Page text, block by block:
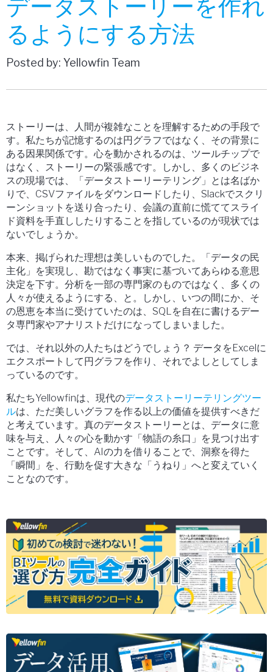
データストーリーを作れ
るようにする方法
Posted by: Yellowfin Team
ストーリーは、人間が複雑なことを理解するための手段で
す。私たちが記憶するのは円グラフではなく、その背景に
ある因果関係です。心を動かされるのは、ツールチップで
はなく、ストーリーの緊張感です。しかし、多くのビジネ
スの現場では、「データストーリーテリング」とは名ばか
りで、CSVファイルをダウンロードしたり、Slackでスクリ
ーンショットを送り合ったり、会議の直前に慌ててスライ
ド資料を手直ししたりすることを指しているのが現状では
ないでしょうか。
本来、掲げられた理想は美しいものでした。「データの民
主化」を実現し、勘ではなく事実に基づいてあらゆる意思
決定を下す。分析を一部の専門家のものではなく、多くの
人々が使えるようにする、と。しかし、いつの間にか、そ
の恩恵を本当に受けていたのは、SQLを自在に書けるデー
タ専門家やアナリストだけになってしまいました。
では、それ以外の人たちはどうでしょう？ データをExcelに
エクスポートして円グラフを作り、それでよしとしてしま
っているのです。
私たちYellowfinは、現代のデータストーリーテリングツー
ルは、ただ美しいグラフを作る以上の価値を提供すべきだ
と考えています。真のデータストーリーとは、データに意
味を与え、人々の心を動かす「物語の糸口」を見つけ出す
ことです。そして、AIの力を借りることで、洞察を得た
「瞬間」を、行動を促す大きな「うねり」へと変えていく
ことなのです。